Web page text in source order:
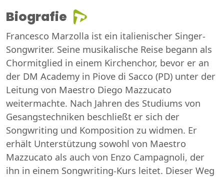
Biografie
Francesco Marzolla ist ein italienischer Singer-
Songwriter. Seine musikalische Reise begann als
Chormitglied in einem Kirchenchor, bevor er an
der DM Academy in Piove di Sacco (PD) unter der
Leitung von Maestro Diego Mazzucato
weitermachte. Nach Jahren des Studiums von
Gesangstechniken beschließt er sich der
Songwriting und Komposition zu widmen. Er
erhält Unterstützung sowohl von Maestro
Mazzucato als auch von Enzo Campagnoli, der
ihn in einem Songwriting-Kurs leitet. Dieser Weg